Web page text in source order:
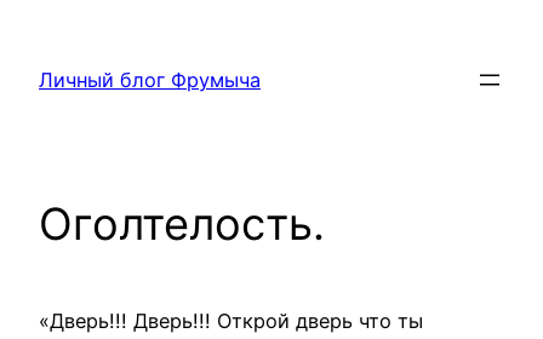
содержимому
Личный блог Фрумыча
Оголтелость.
«Дверь!!! Дверь!!! Открой дверь что ты